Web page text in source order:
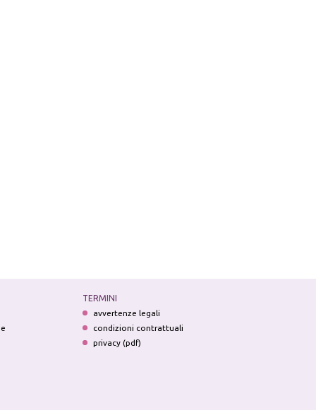
TERMINI
avvertenze legali
condizioni contrattuali
privacy (pdf)